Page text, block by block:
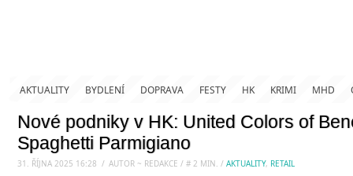
AKTUALITY BYDLENÍ DOPRAVA FESTY HK KRIMI MHD
Nové podniky v HK: United Colors of
Spaghetti Parmigiano
31. ŘÍJNA 2025 16:28 / AUTOR ~ REDAKCE / # 2 MIN. / AKTUALITY, RETAIL